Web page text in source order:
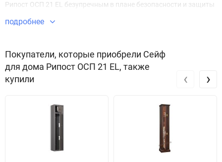
Рипост ОСП 21 EL безупречным в плане безопасности и защиты
имущества.
подробнее
Покупатели, которые приобрели Сейф
для дома Рипост ОСП 21 EL, также
купили
‹ ›